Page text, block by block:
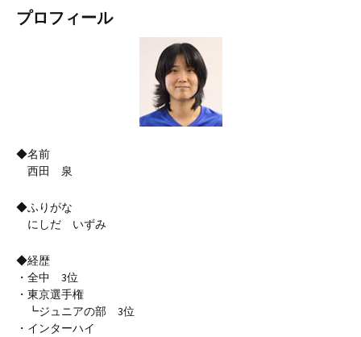
プロフィール
◆名前
西田 泉
◆ふりがな
にしだ いずみ
◆経歴
・全中 3位
・東京選手権
┗ジュニアの部 3位
・インターハイ